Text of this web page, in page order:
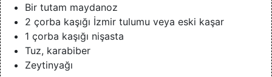
Bir tutam maydanoz
2 çorba kaşığı İzmir tulumu veya eski kaşar
1 çorba kaşığı nişasta
Tuz, karabiber
Zeytinyağı